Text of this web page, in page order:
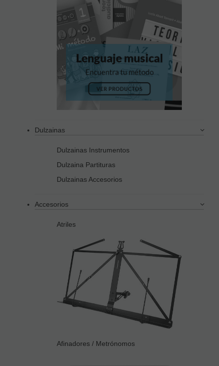
Dulzainas
Dulzainas Instrumentos
Dulzaina Partituras
Dulzainas Accesorios
Accesorios
Atriles
Afinadores / Metrónomos